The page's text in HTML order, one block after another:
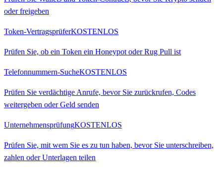
oder freigeben
Token-VertragsprüferKOSTENLOS
Prüfen Sie, ob ein Token ein Honeypot oder Rug Pull ist
Telefonnummern-SucheKOSTENLOS
Prüfen Sie verdächtige Anrufe, bevor Sie zurückrufen, Codes
weitergeben oder Geld senden
UnternehmensprüfungKOSTENLOS
Prüfen Sie, mit wem Sie es zu tun haben, bevor Sie unterschreiben,
zahlen oder Unterlagen teilen